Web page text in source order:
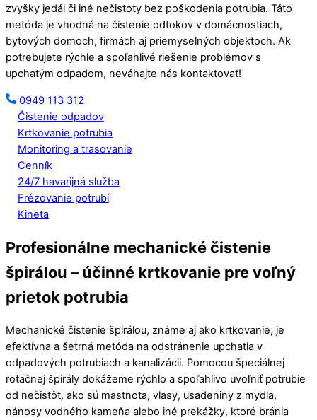
zvyšky jedál či iné nečistoty bez poškodenia potrubia. Táto
metóda je vhodná na čistenie odtokov v domácnostiach,
bytových domoch, firmách aj priemyselných objektoch. Ak
potrebujete rýchle a spoľahlivé riešenie problémov s
upchatým odpadom, neváhajte nás kontaktovať!
0949 113 312
Čistenie odpadov
Krtkovanie potrubia
Monitoring a trasovanie
Cenník
24/7 havarijná služba
Frézovanie potrubí
Kineta
Profesionálne mechanické čistenie
špirálou – účinné krtkovanie pre voľný
prietok potrubia
Mechanické čistenie špirálou, známe aj ako krtkovanie, je
efektívna a šetrná metóda na odstránenie upchatia v
odpadových potrubiach a kanalizácii. Pomocou špeciálnej
rotačnej špirály dokážeme rýchlo a spoľahlivo uvoľniť potrubie
od nečistôt, ako sú mastnota, vlasy, usadeniny z mydla,
nánosy vodného kameňa alebo iné prekážky, ktoré bránia